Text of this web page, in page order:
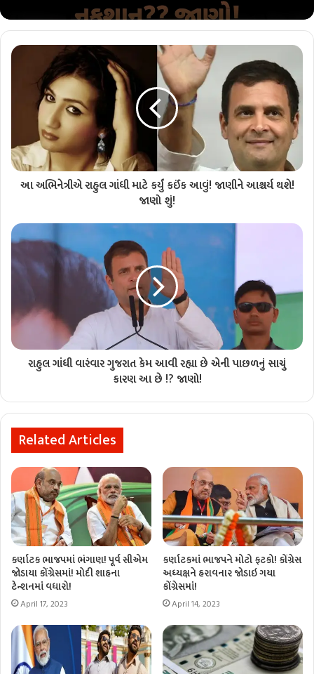
આ અભિનેત્રીએ રાહુલ ગાંધી માટે કર્યું કઈંક આવું! જાણીને આશ્ચર્ય થશે!
જાણો શું!
રાહુલ ગાંધી વારંવાર ગુજરાત કેમ આવી રહ્યા છે એની પાછળનું સાચું
કારણ આ છે !? જાણો!
Related Articles
કર્ણાટક ભાજપમાં ભંગાણ! પૂર્વ સીએમ
જોડાયા કોંગ્રેસમાં! મોદી શાહના
ટેન્શનમાં વધારો!
April 17, 2023
કર્ણાટકમાં ભાજપને મોટો ફટકો! કોંગ્રેસ
અધ્યક્ષને હરાવનાર જોડાઇ ગયા
કોંગ્રેસમાં!
April 14, 2023